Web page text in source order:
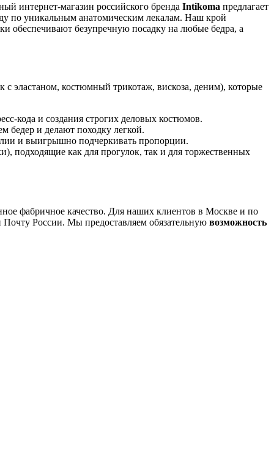
интернет-магазин российского бренда Intikoma предлагает
по уникальным анатомическим лекалам. Наш крой
обеспечивают безупречную посадку на любые бедра, а
эластаном, костюмный трикотаж, вискоза, деним), которые
кода и создания строгих деловых костюмов.
и делают походку легкой.
и выигрышно подчеркивать пропорции.
подходящие как для прогулок, так и для торжественных
фабричное качество. Для наших клиентов в Москве и по
России. Мы предоставляем обязательную возможность